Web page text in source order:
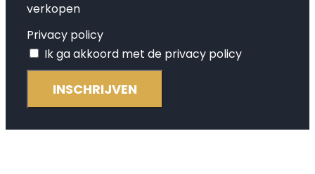
verkopen
Privacy policy
Ik ga akkoord met de privacy policy
INSCHRIJVEN